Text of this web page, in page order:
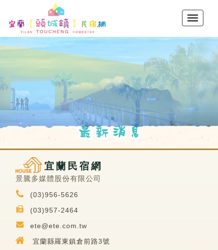
宜蘭民宿網
景騰多媒體股份有限公司
(03)956-5626
(03)957-2464
ete@ete.com.tw
宜蘭縣羅東鎮倉前路3號